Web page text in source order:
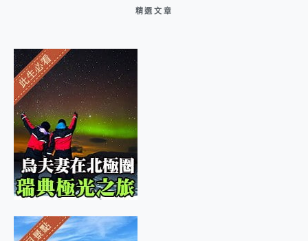
精選文章